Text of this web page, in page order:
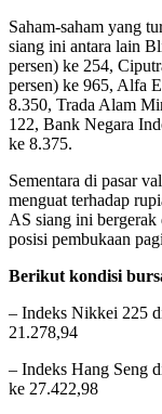
Saham-saham yang
siang ini antara lain
persen) ke 254,
persen) ke 965, Alfa
8.350, Trada Alam
122, Bank Negara
ke 8.375.
Sementara di pasar
menguat terhadap
AS siang ini
posisi pembukaan
Berikut kondisi
– Indeks Nikkei 225
21.278,94
– Indeks Hang Seng
ke 27.422,98